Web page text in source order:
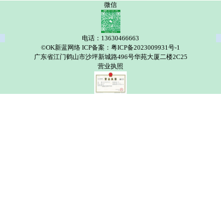
微信
电话：13630466663
©OK新蓝网络 ICP备案：粤ICP备2023009931号-1
广东省江门鹤山市沙坪新城路496号华苑大厦二楼2C25
营业执照